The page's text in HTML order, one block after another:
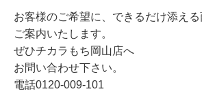
お客様のご希望に、できるだけ添える
ご案内いたします。
ぜひチカラもち岡山店へ
お問い合わせ下さい。
電話0120-009-101